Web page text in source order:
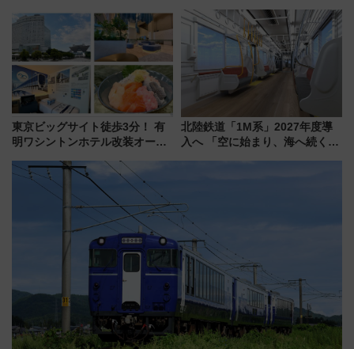
で新型特急が品川･羽田とを結
ぶ！ JR空港駅は2面3線化！
プン。もつ鍋風など限定メニュ
ーも
東京ビッグサイト徒歩3分！ 有
明ワシントンホテル改装オープ
客室」や海鮮丼が人気の朝食ビ
ュッフェを現地レポ
北陸鉄道「1M系」2027年度導
入へ 「空に始まり、海へ続く」